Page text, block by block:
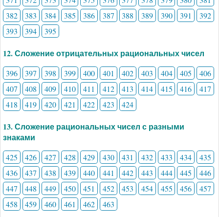
382
383 384 385 386 387 388 389 390 391
392
393
394 395
12. Сложение отрицательных рациональных чисел
396 397 398 399 400 401 402 403 404 405
406
407
408 409 410 411 412 413 414 415 416
417
418
419 420 421 422 423 424
13. Сложение рациональных чисел с разными
знаками
425 426 427 428 429 430 431 432 433 434
435
436
437 438 439 440 441 442 443 444 445
446
447
448 449 450 451 452 453 454 455 456
457
458
459 460 461 462 463